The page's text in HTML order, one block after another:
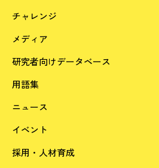
チャレンジ
メディア
研究者向けデータベース
用語集
ニュース
イベント
採用・人材育成